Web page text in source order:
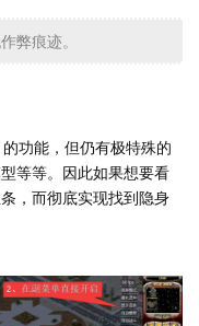
弊痕迹。
的功能，但仍有极特殊的
等等。因此如果想要看
，而彻底实现找到隐身